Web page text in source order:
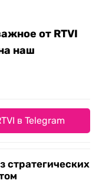
от RTVI
наш
в Telegram
стратегических